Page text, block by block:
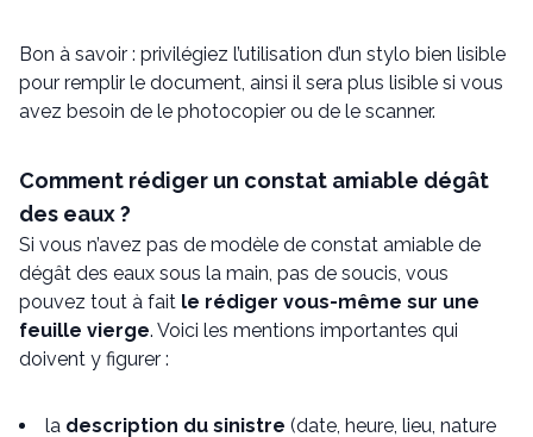
Bon à savoir : privilégiez l’utilisation d’un stylo bien lisible
pour remplir le document, ainsi il sera plus lisible si vous
avez besoin de le photocopier ou de le scanner.
Comment rédiger un constat amiable dégât
des eaux ?
Si vous n’avez pas de modèle de constat amiable de
dégât des eaux sous la main, pas de soucis, vous
pouvez tout à fait le rédiger vous-même sur une
feuille vierge. Voici les mentions importantes qui
doivent y figurer :
la description du sinistre (date, heure, lieu, nature